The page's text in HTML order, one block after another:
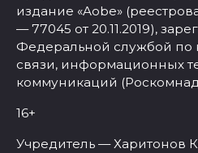
издание «Aobe»
— 77045 от 20.11.2019),
Федеральной службой по
связи, информационных
коммуникаций
16+
Учредитель — Харитонов